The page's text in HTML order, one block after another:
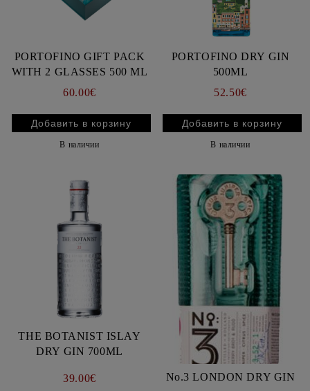
PORTOFINO GIFT PACK
WITH 2 GLASSES 500 ML
60.00€
В наличии
PORTOFINO DRY GIN
500ML
52.50€
В наличии
THE BOTANIST ISLAY
DRY GIN 700ML
39.00€
No.3 LONDON DRY GIN